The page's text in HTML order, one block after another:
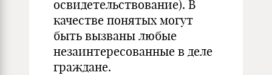
освидетельствование). В
качестве понятых могут
быть вызваны любые
незаинтересованные в деле
граждане.